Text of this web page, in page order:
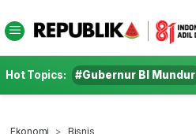
Hot Topics: #Gubernur BI Mundur
Ekonomi Bisnis